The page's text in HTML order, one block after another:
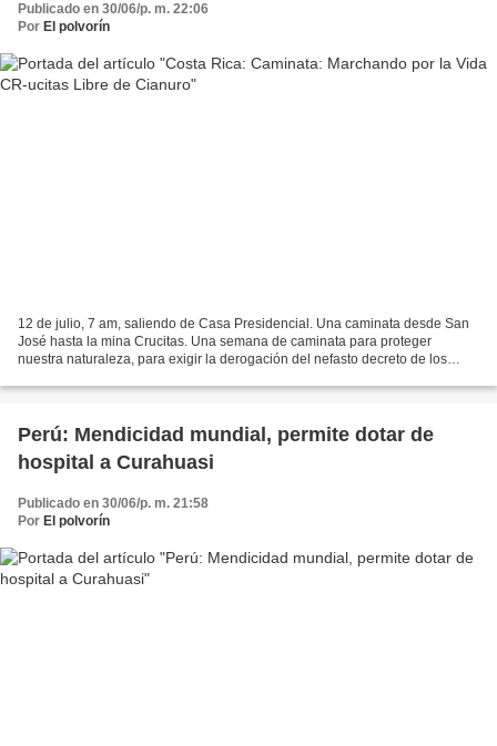
Publicado en 30/06/p. m. 22:06
Por El polvorín
12 de julio, 7 am, saliendo de Casa Presidencial. Una caminata desde San
José hasta la mina Crucitas. Una semana de caminata para proteger
nuestra naturaleza, para exigir la derogación del nefasto decreto de los
Perú: Mendicidad mundial, permite dotar de
hospital a Curahuasi
Publicado en 30/06/p. m. 21:58
Por El polvorín